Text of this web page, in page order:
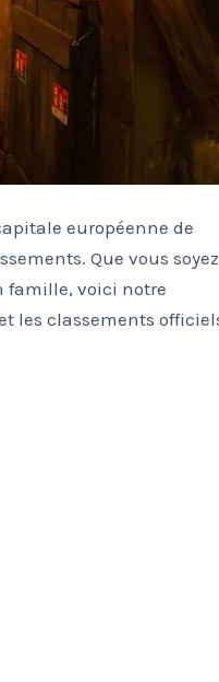
européenne de
Que vous soyez
famille, voici notre
les classements